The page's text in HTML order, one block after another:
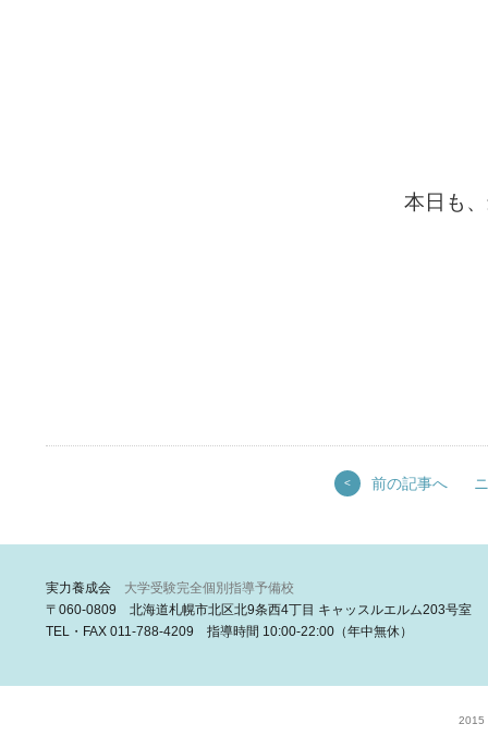
本日も
< 前の記事へ
実力養成会 大学受験完全個別指導予備校
〒060-0809 北海道札幌市北区北9条西4丁目 キャッスルエルム203号室
TEL・FAX 011-788-4209 指導時間 10:00-22:00（年中無休）
2015